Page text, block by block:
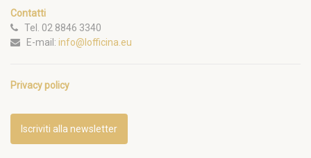
Contatti
Tel. 02 8846 3340
E-mail: info@lofficina.eu
Privacy policy
Iscriviti alla newsletter